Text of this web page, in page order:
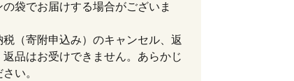
袋でお届けする場合がございま
（寄附申込み）のキャンセル、返
品はお受けできません。あらかじ
い。